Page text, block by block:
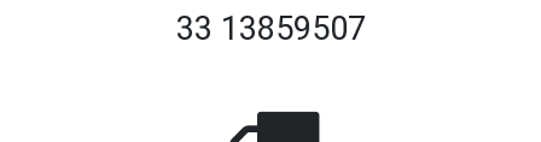
33 13859507